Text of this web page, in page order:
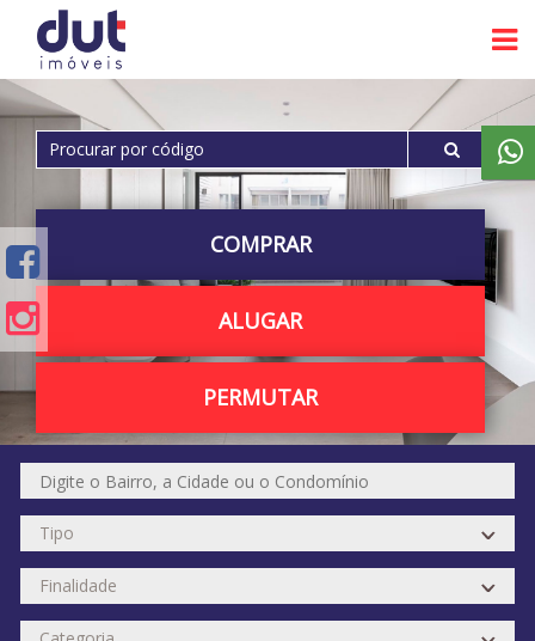
COMPRAR
ALUGAR
PERMUTAR